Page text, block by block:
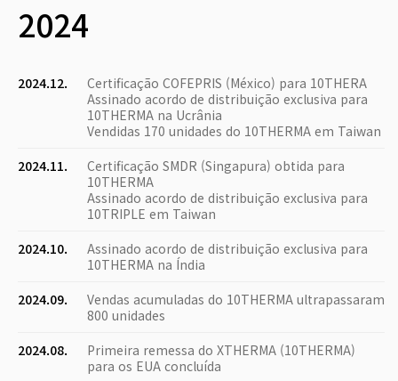
2024
2024.12.
Certificação COFEPRIS (México) para 10THERA
Assinado acordo de distribuição exclusiva para
10THERMA na Ucrânia
Vendidas 170 unidades do 10THERMA em Taiwan
2024.11.
Certificação SMDR (Singapura) obtida para
10THERMA
Assinado acordo de distribuição exclusiva para
10TRIPLE em Taiwan
2024.10.
Assinado acordo de distribuição exclusiva para
10THERMA na Índia
2024.09.
Vendas acumuladas do 10THERMA ultrapassaram
800 unidades
2024.08.
Primeira remessa do XTHERMA (10THERMA)
para os EUA concluída